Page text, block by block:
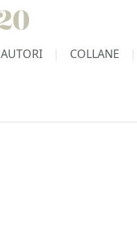
AUTORI COLLANE